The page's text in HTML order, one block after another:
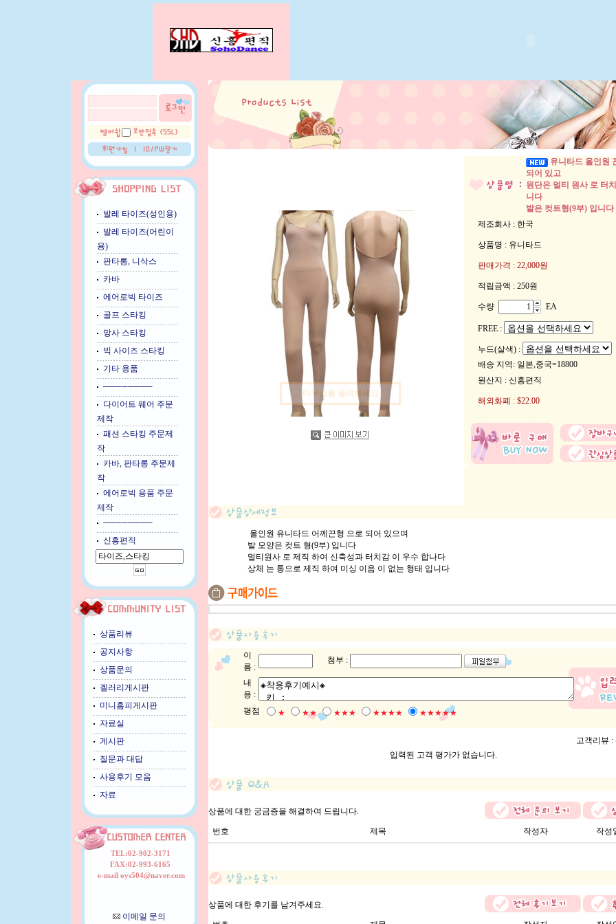
발레 타이즈(성인용)
발레 타이즈(어린이
용)
판타롱, 니삭스
카바
에어로빅 타이즈
골프 스타킹
망사 스타킹
빅 사이즈 스타킹
기타 용품
────────
다이어트 웨어 주문
제작
패션 스타킹 주문제
작
카바, 판타롱 주문제
작
에어로빅 용품 주문
제작
────────
신흥편직
상품리뷰
공지사항
상품문의
겔러리게시판
미니홈피게시판
자료실
게시판
질문과 대답
사용후기 모음
자료
TEL:02-902-3171
FAX:02-993-6165
e-mail oys504@naver.com
이메일 문의
마우스를 올려보세요
유니타드 올인원
되어 있고
원단은 멀티 원사 로 터
니다
발은 컷트형(9부) 입니다
제조회사 : 한국
상품명 : 유니타드
판매가격 : 22,000원
적립금액 : 250원
수량 EA
FREE :
누드(살색) :
배송 지역 : 일본,중국=18800
원산지 : 신흥편직
해외화폐 : $22.00
올인원 유니타드 어께끈형 으로 되어 있으며
발 모양은 컷트 형(9부) 입니다
멀티원사 로 제직 하여 신축성과 터치감 이 우수 합나다
상체 는 통으로 제직 하여 미싱 이음 이 없는 형태 입니다
이
름 :
첨부 :
내
용 :
평점
★ ★★ ★★★ ★★★★ ★★★★★
고객리뷰 :
입력된 고객 평가가 없습니다.
상품에 대한 궁금증을 해결하여 드립니다.
번호 제목 작성자 작성
상품에 대한 후기를 남겨주세요.